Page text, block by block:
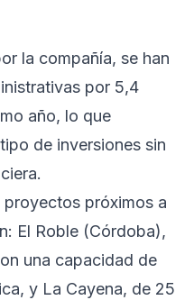
la compañía, se han
por 5,4
año, lo que
de inversiones sin
proyectos próximos a
El Roble (Córdoba),
una capacidad de
y La Cayena, de 25